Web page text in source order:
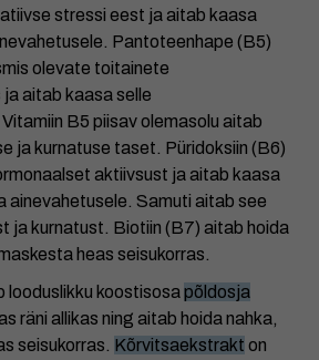
stressi eest ja aitab kaasa
Pantoteenhape (B5)
olevate toitainete
aitab kaasa selle
B5 piisav olemasolu aitab
ja kurnatuse taset. Püridoksiin (B6)
aktiivsust ja aitab kaasa
ainevahetusele. Samuti aitab see
ja kurnatust. Biotiin (B7) aitab hoida
heas seisukorras.
looduslikku koostisosapõldosja
räni allikas ning aitab hoida nahka,
seisukorras. Kõrvitsaekstrakt on